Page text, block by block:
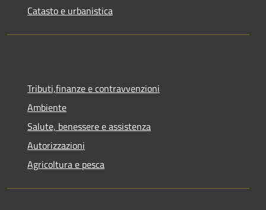
Catasto e urbanistica
Tributi,finanze e contravvenzioni
Ambiente
Salute, benessere e assistenza
Autorizzazioni
Agricoltura e pesca